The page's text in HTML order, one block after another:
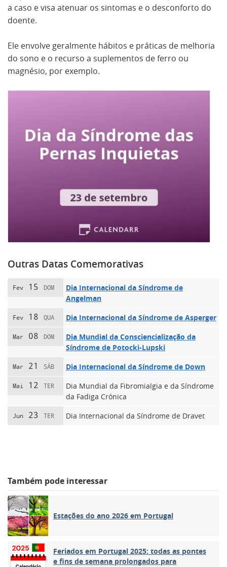
a caso e visa atenuar os sintomas e o desconforto do
doente.
Ele envolve geralmente hábitos e práticas de melhoria
do sono e o recurso a suplementos de ferro ou
magnésio, por exemplo.
Outras Datas Comemorativas
Fev 15 DOM
Dia Internacional da Síndrome de
Angelman
Fev 18 QUA Dia Internacional da Síndrome de Asperger
Mar 08 DOM
Dia Mundial da Consciencialização da
Síndrome de Potocki-Lupski
Mar 21 SÁB Dia Internacional da Síndrome de Down
Mai 12 TER
Dia Mundial da Fibromialgia e da Síndrome
da Fadiga Crónica
Jun 23 TER Dia Internacional da Síndrome de Dravet
Também pode interessar
Estações do ano 2026 em Portugal
Feriados em Portugal 2025: todas as pontes
e fins de semana prolongados para